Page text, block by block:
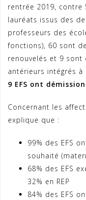
rentrée 2019, contre
lauréats issus des
professeurs des
fonctions), 60 sont
renouvelés et 9 sont
antérieurs intégrés
9 EFS ont
Concernant les
explique que :
99% des EFS
souhaité
68% des EFS
32% en REP
84% des EFS